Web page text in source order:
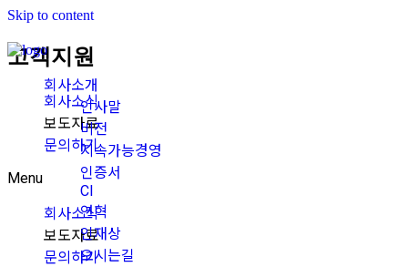
Skip to content
회사소개
인사말
비전
지속가능경영
인증서
CI
연혁
인재상
오시는길
고객지원
회사소식
보도자료
문의하기
Menu
회사소식
보도자료
문의하기